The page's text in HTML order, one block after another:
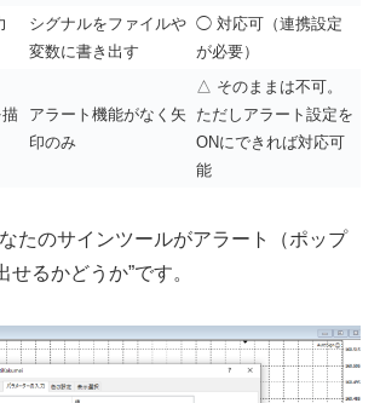
シグナルをファイルや
変数に書き出す
◯ 対応可（連携設定
が必要）
アラート機能がなく矢
印のみ
△ そのままは不可。
ただしアラート設定を
ONにできれば対応可
能
たのサインツールがアラート（ポップ
るかどうか”です。